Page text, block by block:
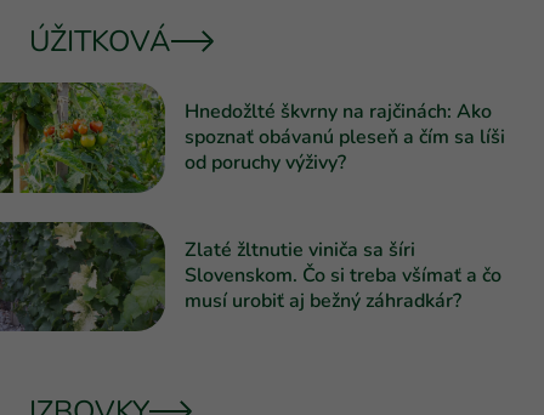
ÚŽITKOVÁ
Hnedožlté škvrny na rajčinách: Ako
spoznať obávanú pleseň a čím sa líši
od poruchy výživy?
Zlaté žltnutie viniča sa šíri
Slovenskom. Čo si treba všímať a čo
musí urobiť aj bežný záhradkár?